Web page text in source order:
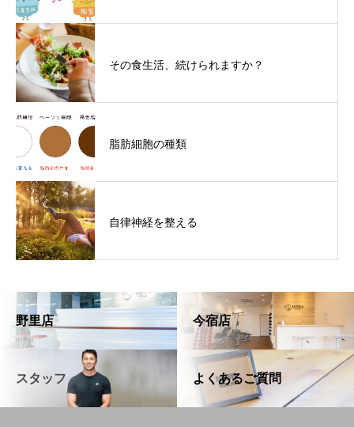
その食生活、続けられますか？
脂肪細胞の種類
自律神経を整える
野里店 今宿店
スタッフ よくあるご質問